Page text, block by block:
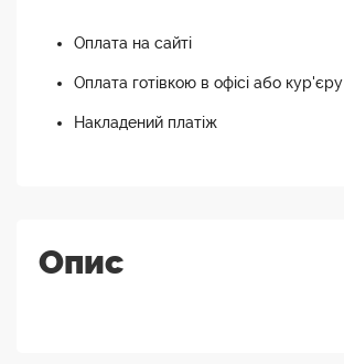
Оплата на сайті
Оплата готівкою в офісі або кур'єру
Накладений платіж
Опис